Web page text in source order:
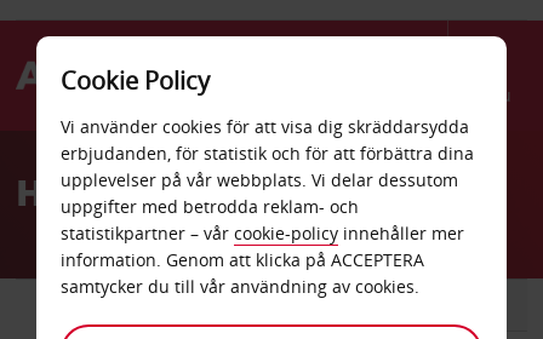
Menu
AvisHyrbil Tønsberg
BIL
Cookie Policy
Vi använder cookies för att visa dig skräddarsydda
erbjudanden, för statistik och för att förbättra dina
upplevelser på vår webbplats. Vi delar dessutom
uppgifter med betrodda reklam- och
statistikpartner – vår cookie-policy innehåller mer
information. Genom att klicka på ACCEPTERA
samtycker du till vår användning av cookies.